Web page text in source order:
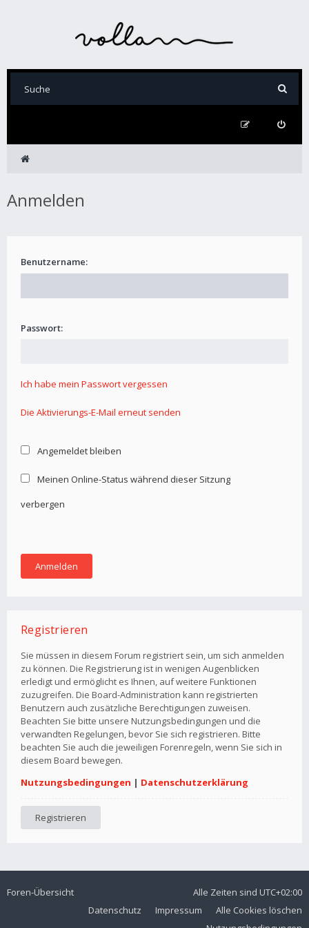
Anmelden
Benutzername:
Passwort:
Ich habe mein Passwort vergessen
Die Aktivierungs-E-Mail erneut senden
Angemeldet bleiben
Meinen Online-Status während dieser Sitzung
verbergen
Registrieren
Sie müssen in diesem Forum registriert sein, um sich anmelden
zu können. Die Registrierung ist in wenigen Augenblicken
erledigt und ermöglicht es Ihnen, auf weitere Funktionen
zuzugreifen. Die Board-Administration kann registrierten
Benutzern auch zusätzliche Berechtigungen zuweisen.
Beachten Sie bitte unsere Nutzungsbedingungen und die
verwandten Regelungen, bevor Sie sich registrieren. Bitte
beachten Sie auch die jeweiligen Forenregeln, wenn Sie sich in
diesem Board bewegen.
Nutzungsbedingungen | Datenschutzerklärung
Registrieren
Foren-Übersicht Alle Zeiten sind UTC+02:00
Alle Cookies löschen
Impressum
Datenschutz